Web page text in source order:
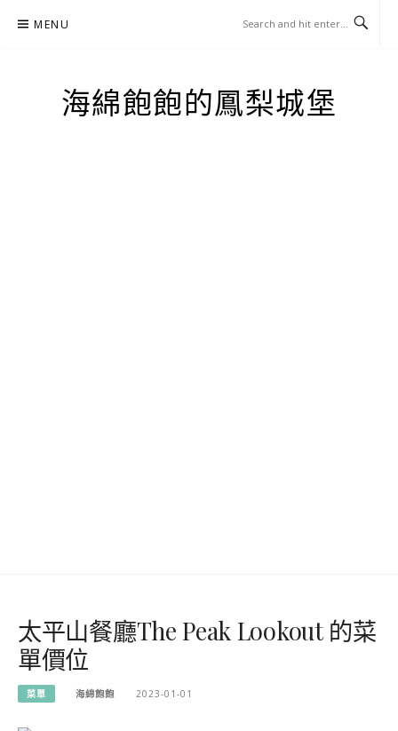
MENU
海綿飽飽的鳳梨城堡
太平山餐廳The Peak Lookout 的菜
單價位
菜單 海綿飽飽 2023-01-01